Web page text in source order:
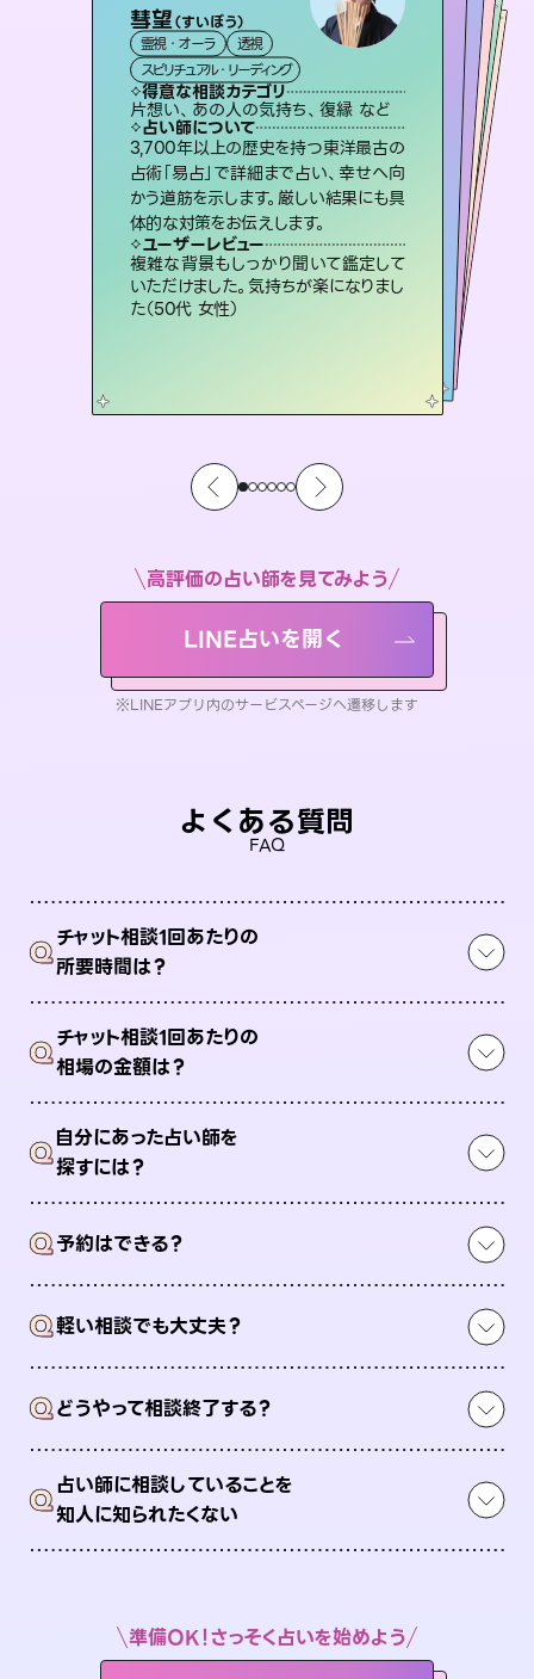
彗望（すいぼう）
霊視・オーラ
透視
スピリチュアル・リーディング
得意な相談カテゴリ
片想い、あの人の気持ち、復縁 など
占い師について
3,700年以上の歴史を持つ東洋最古の
占術「易占」で詳細まで占い、幸せへ向
かう道筋を示します。厳しい結果にも具
体的な対策をお伝えします。
ユーザーレビュー
複雑な背景もしっかり聞いて鑑定して
いただけました。気持ちが楽になりまし
た（50代 女性）
アイリス -iris-
西洋占星術 タロット
ルーン
得意な相談カテゴリ
恋愛総合、片想い、二人の未来 など
占い師について
復縁、恋愛、不倫の行方、同性愛や片
思い、仕事関係や借金問題まで知りた
いことや心の負担になっていることを
紐解き、背中をそっと押して導きます。
ユーザーレビュー
安心感のあり、言い切ってくれる所や濁
さない鑑定のおかげで、毎回自分の気
持ちを整えられます（30代 男性）
未来視師＊花
霊視・オーラ
スピリチュアル・リーディング
得意な相談カテゴリ
出逢い、片想い、復縁 など
占い師について
未来には何パターンもの選択肢があり
ます。不安で視えにくくなっているあな
たの素敵な未来を見つけ、その未来を
選択できるようアドバイスします。
ユーザーレビュー
職場の人の性質や人間関係、本心など
本当によく視えていてびっくり。対策が
打てて前向きになれます（40代）
桃源珠羽 とうげんみう
霊視・オーラ
スピリチュアル・リーディング
得意な相談カテゴリ
片想い、あの人の気持ち、復縁 など
占い師について
恋愛のお悩みの中でも特に「曖昧な関係」の相談を得意としており、友達以上恋人未満なお相手との今後や本音を丁寧に読み解き恋愛成就へと導きます。
ユーザーレビュー
鑑定していただいてアドバイス通りに行
動すると仲が復活してきました。ありが
とうございました（40代 女性）
セラピスト理恵
霊視・オーラ
スピリチュアル・リーディング
得意な相談カテゴリ
片想い、二人の未来、年の差 など
占い師について
連絡再開、復縁、成就などの報告実績
多数。セラピストとして2万超の施術経
験があるからこそできる鑑定で、より良
い未来をサポートします。
ユーザーレビュー
とても心温まる鑑定でした。しかもこち
らは何も言っていないのに視えていらっ
しゃるんだなと驚きです（30代女性）
おう 霊感オラクル
霊視・オーラ
オラクルカード
得意な相談カテゴリ
恋愛総合、あの人の気持ち など
占い師について
霊視×オラクルカードを使って「今」と
「未来」そして「気になるあの人の気持
ち」まで丁寧に読み解き、恋や人生のヒ
ントを優しく引き出します。
ユーザーレビュー
不安な気持ちが嘘みたいに晴れまし
た…！よく視えていらっしゃるんだなと
感じました（40代 女性）
高評価の占い師を見てみよう
LINE占いを開く
※LINEアプリ内のサービスページへ遷移します
よくある質問
FAQ
Qチャット相談1回あたりの
所要時間は？
Qチャット相談1回あたりの
相場の金額は？
Q自分にあった占い師を
探すには？
Q予約はできる？
Q軽い相談でも大丈夫？
Qどうやって相談終了する？
Q占い師に相談していることを
知人に知られたくない
準備OK！さっそく占いを始めよう